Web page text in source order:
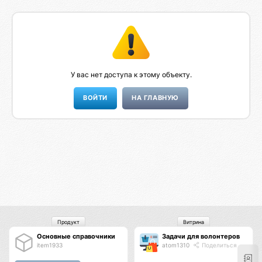
У вас нет доступа к этому объекту.
НА ГЛАВНУЮ
Основные справочники
item1933
Продукт
Задачи для волонтеров
atom1310 Поделиться
Витрина